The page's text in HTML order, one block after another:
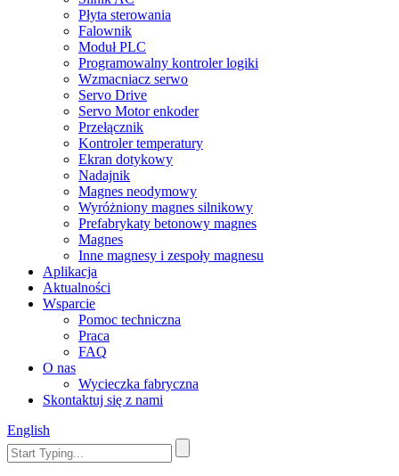
Płyta sterowania
Falownik
Moduł PLC
Programowalny kontroler logiki
Wzmacniacz serwo
Servo Drive
Servo Motor enkoder
Przełącznik
Kontroler temperatury
Ekran dotykowy
Nadajnik
Magnes neodymowy
Wyróżniony magnes silnikowy
Prefabrykaty betonowy magnes
Magnes
Inne magnesy i zespoły magnesu
Aplikacja
Aktualności
Wsparcie
Pomoc techniczna
Praca
FAQ
O nas
Wycieczka fabryczna
Skontaktuj się z nami
English